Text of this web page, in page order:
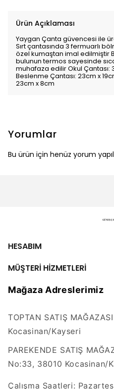
Ürün Açıklaması
Yaygan Çanta güvencesi ile
Sırt çantasında 3 fermuarlı
özel kumaştan imal edilmiştir
bulunun termos sayesinde
muhafaza edilir Okul Çantası:
Beslenme Çantası: 23cm x
23cm x 8cm
Yorumlar
Bu ürün için henüz yorum
HESABIM
MÜŞTERİ HİZMETLERİ
Mağaza Adreslerimiz
TOPTAN SATIŞ
Kocasinan/Kayseri
PAREKENDE SATIŞ
No:33, 38010 Kocasinan/
Çalışma Saatleri: